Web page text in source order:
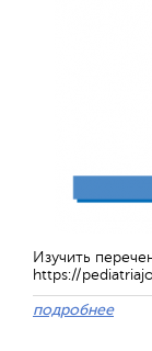
Изучить
https://
подробнее